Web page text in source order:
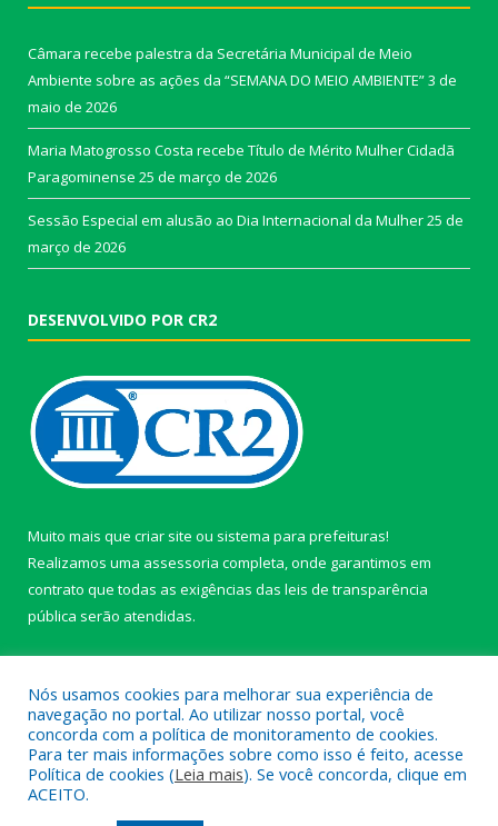
Câmara recebe palestra da Secretária Municipal de Meio
Ambiente sobre as ações da “SEMANA DO MEIO AMBIENTE”3 de
maio de 2026
Maria Matogrosso Costa recebe Título de Mérito Mulher Cidadã
Paragominense 25 de março de 2026
Sessão Especial em alusão ao Dia Internacional da Mulher25 de
março de 2026
DESENVOLVIDO POR CR2
Muito mais que criar site ou sistema para prefeituras!
Realizamos uma assessoria completa, onde garantimos em
contrato que todas as exigências das leis de transparência
pública serão atendidas.
Todos os direitos reservados a câmara de Paragominas.
Nós usamos cookies para melhorar sua experiência de
navegação no portal. Ao utilizar nosso portal, você
concorda com a política de monitoramento de cookies.
Para ter mais informações sobre como isso é feito, acesse
Política de cookies (Leia mais). Se você concorda, clique em
ACEITO.